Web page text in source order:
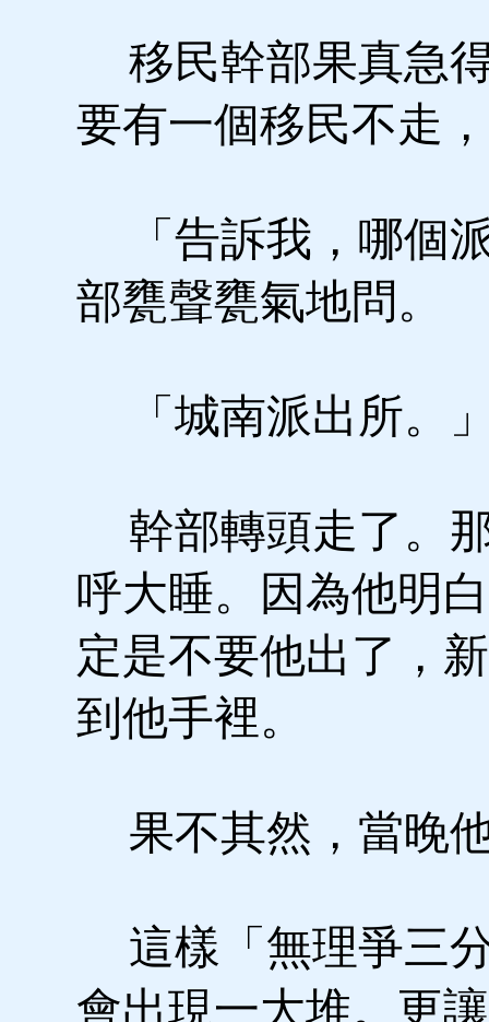
移民幹部果真急
要有一個移民不走
「告訴我，哪個
部甕聲甕氣地問。
「城南派出所。
幹部轉頭走了。
呼大睡。因為他明
定是不要他出了，
到他手裡。
果不其然，當晚
這樣「無理爭三
會出現一大堆。更